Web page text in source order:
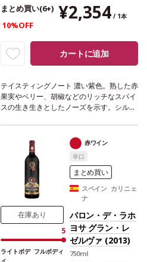
まとめ買い(6+) ¥2,354/ 1本
10%OFF
カートに追加
テイスティングノート 濃い紫色。熟した赤
果実やベリー、胡椒などのリッチなスパイ
スの生き生きとしたノーズを示す。シルク
いフィニッシュへと続く。合う料理焼き
肉、焼き野菜、キムチのようなスパイスの
効いた一品などと好相性。イベリコハムや
チョリソーなど、伝統的なスペイン料理と
も愉しめる。
葡萄品種100% ガルナッチ
*本ヴィンテージが在庫切れの場合、在
庫があり価格が同様の場合は自動的に次の
ヴィンテージに変更されます、ご了承くだ
さい。在庫あり
5
ライトボデ フルボディ
赤ワイン
辛口
まとめ買い
スペイン カリニェ
ナ
バロン・デ・ラホ
ヨサ グラン・レ
ゼルヴァ (2013)
750ml